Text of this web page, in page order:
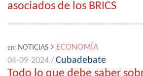
asociados de los BRICS
en: NOTICIAS
ECONOMÍA
04-09-2024 /Cubadebate
Todo lo que debe saber